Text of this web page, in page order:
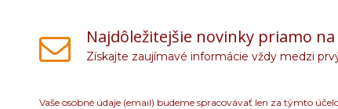
Najdôležitejšie novinky priamo na
Získajte zaujímavé informácie vždy medzi
Vaše osobné údaje (email) budeme spracovávať len za týmto